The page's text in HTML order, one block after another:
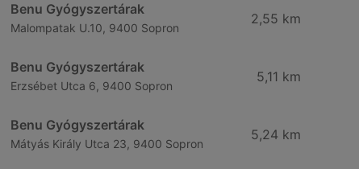
Benu Gyógyszertárak
Malompatak U.10, 9400 Sopron
2,55 km
Benu Gyógyszertárak
Erzsébet Utca 6, 9400 Sopron
5,11 km
Benu Gyógyszertárak
Mátyás Király Utca 23, 9400 Sopron
5,24 km